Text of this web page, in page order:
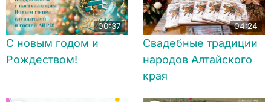
00:37
С новым годом и
Рождеством!
04:24
Свадебные традиции
народов Алтайского
края